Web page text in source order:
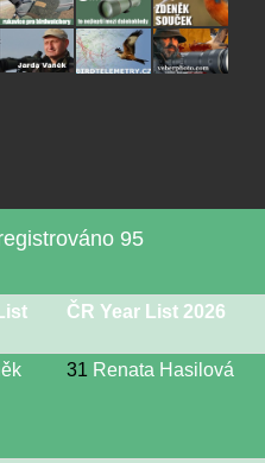
95
ČR Year List 2026
31 Renata Hasilová